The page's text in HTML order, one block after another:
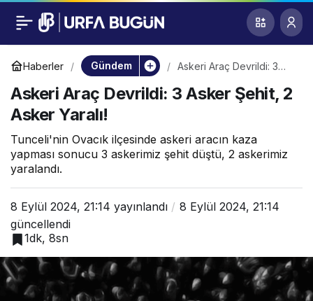
Haberler Gündem
Askeri Araç Devrildi: 3
Yaralı!
Askeri Araç Devrildi: 3 Asker Şehit, 2
Asker Yaralı!
Tunceli'nin Ovacık ilçesinde askeri aracın kaza
yapması sonucu 3 askerimiz şehit düştü, 2 askerimiz
yaralandı.
8 Eylül 2024, 21:14 yayınlandı
8 Eylül 2024, 21:14
güncellendi
1dk, 8sn
Askeri Araç Devrildi:
3 Asker Şehit, 2
Asker Yaralı!
0